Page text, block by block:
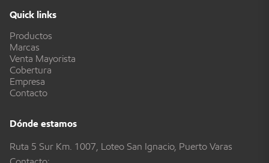
Quick links
Productos
Marcas
Venta Mayorista
Cobertura
Empresa
Contacto
Dónde estamos
Ruta 5 Sur Km. 1007, Loteo San Ignacio, Puerto Varas